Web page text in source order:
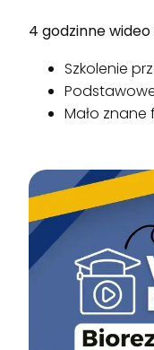
4 godzinne
Szkolenie
Mało znane